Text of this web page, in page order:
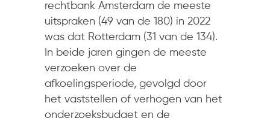
rechtbank Amsterdam de meeste
uitspraken (49 van de 180) in 2022
was dat Rotterdam (31 van de 134).
In beide jaren gingen de meeste
verzoeken over de
afkoelingsperiode, gevolgd door
het vaststellen of verhogen van het
onderzoeksbudget en de